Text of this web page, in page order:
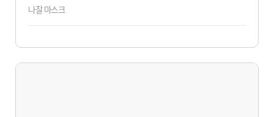
나잘 마스크